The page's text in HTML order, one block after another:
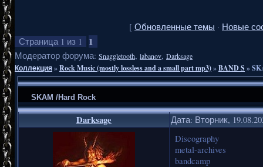
[ Обновленные темы · Новые
Страница 1 из 1 1
Модератор форума: Snaggletooth, labanov, Darksage
Коллекция»Rock Music (mostly lossless and a small part mp3)»BAND S »
SKAM /Hard Rock
Darksage Дата: Вторник,
Discography
metal-archives
bandcamp